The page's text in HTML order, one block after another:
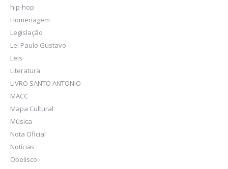
hip-hop
Homenagem
Legislação
Lei Paulo Gustavo
Leis
Literatura
LIVRO SANTO ANTONIO
MACC
Mapa Cultural
Música
Nota Oficial
Notícias
Obelisco